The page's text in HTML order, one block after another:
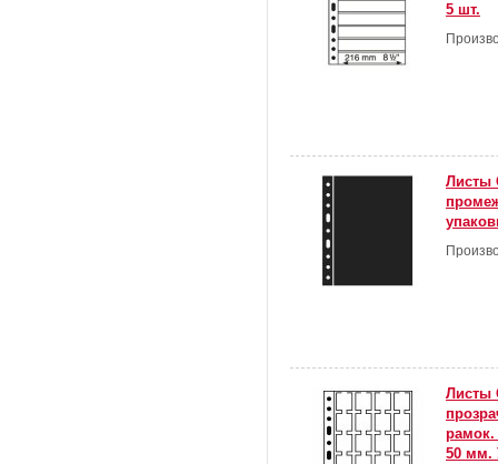
5 шт.
Листы
Листы
рамок.
50 мм.